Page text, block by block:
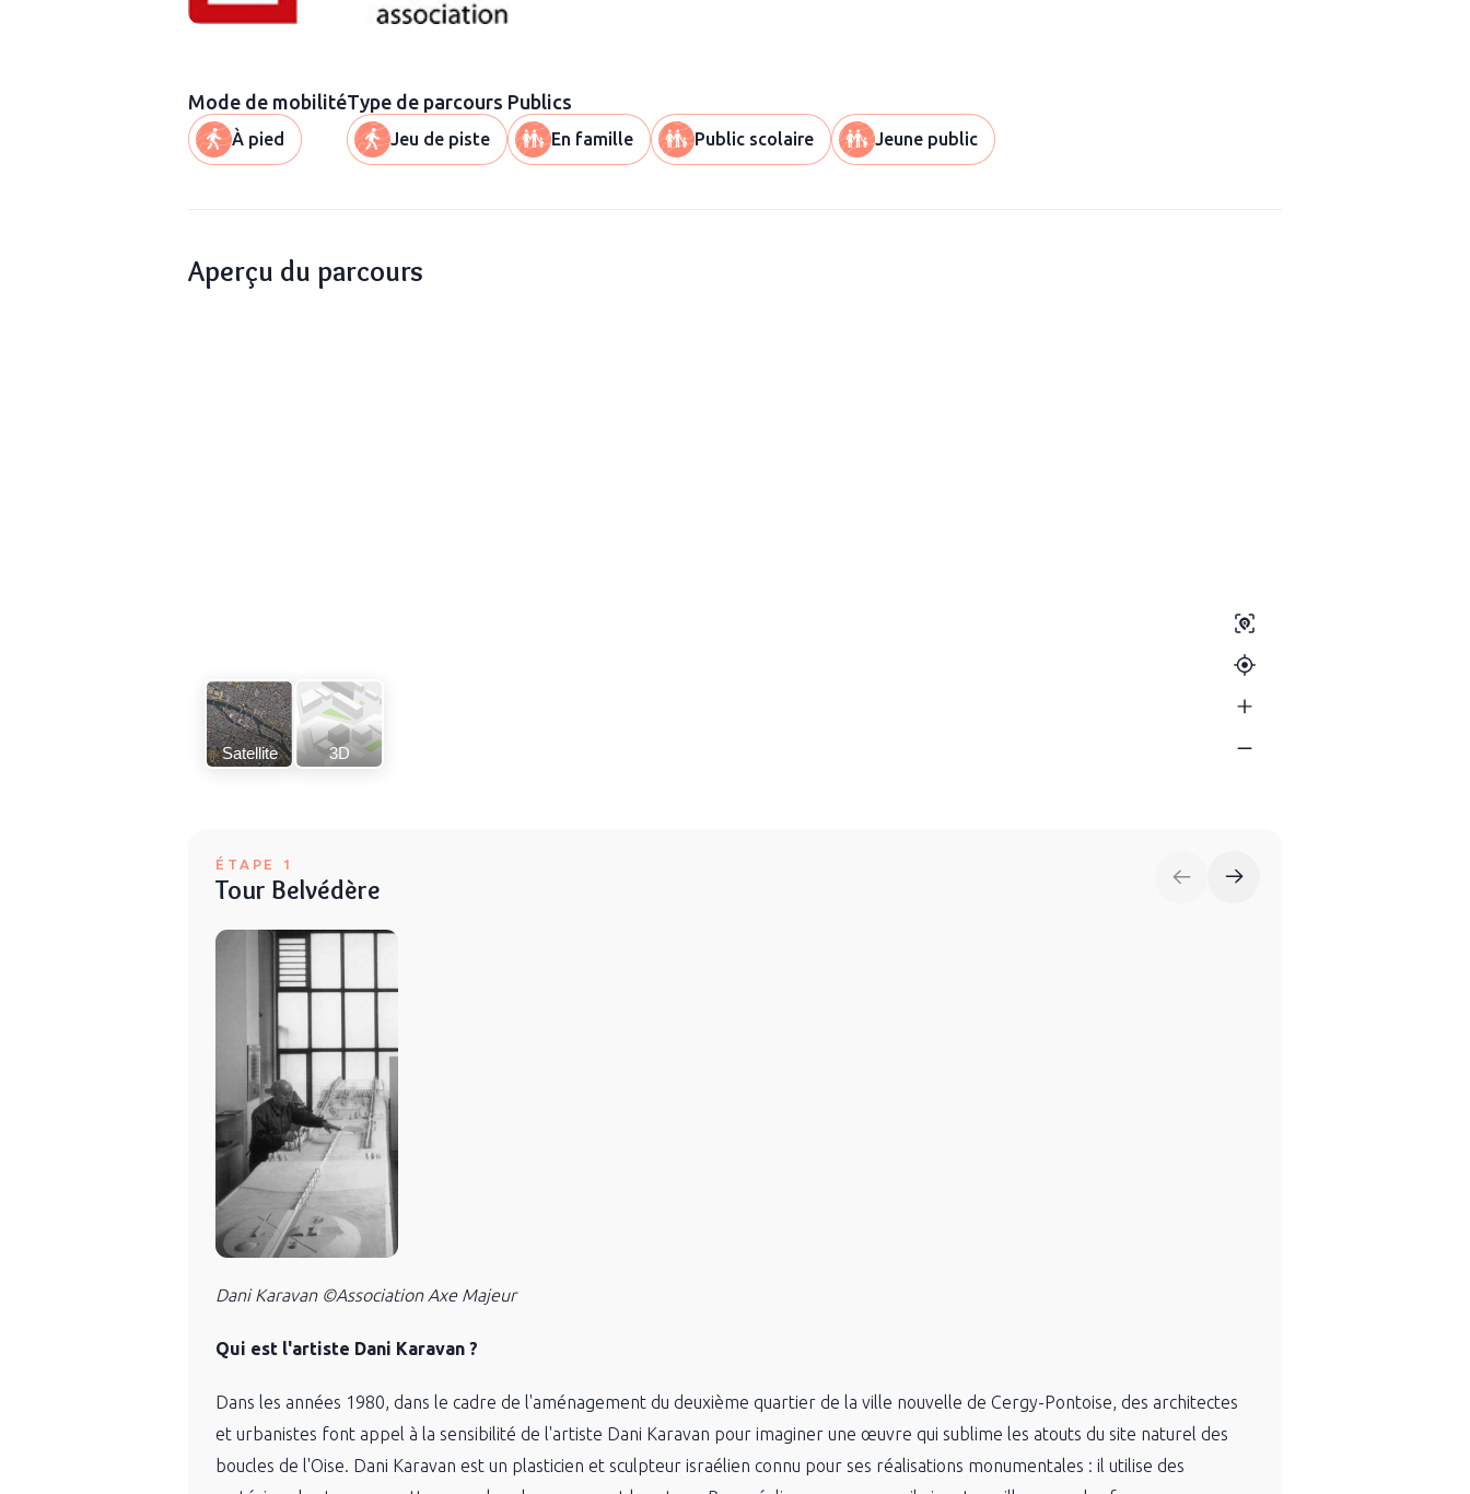
Mode de mobilité
À pied
Type de parcours
Jeu de piste
Publics
En famille Public scolaire Jeune public
Aperçu du parcours
Satellite 3D
ÉTAPE 1
Tour Belvédère
Dani Karavan ©Association Axe Majeur
Qui est l'artiste Dani Karavan ?
Dans les années 1980, dans le cadre de l'aménagement du deuxième quartier de la ville nouvelle de Cergy-Pontoise, des architectes
et urbanistes font appel à la sensibilité de l'artiste Dani Karavan pour imaginer une œuvre qui sublime les atouts du site naturel des
boucles de l'Oise. Dani Karavan est un plasticien et sculpteur israélien connu pour ses réalisations monumentales : il utilise des